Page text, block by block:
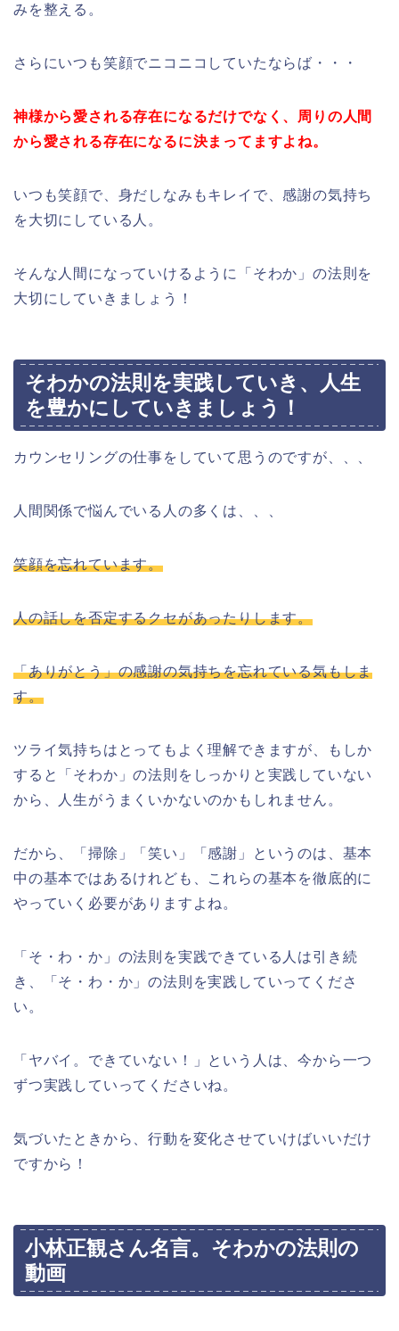
みを整える。
さらにいつも笑顔でニコニコしていたならば・・・
神様から愛される存在になるだけでなく、周りの人間
から愛される存在になるに決まってますよね。
いつも笑顔で、身だしなみもキレイで、感謝の気持ち
を大切にしている人。
そんな人間になっていけるように「そわか」の法則を
大切にしていきましょう！
そわかの法則を実践していき、人生
を豊かにしていきましょう！
カウンセリングの仕事をしていて思うのですが、、、
人間関係で悩んでいる人の多くは、、、
笑顔を忘れています。
人の話しを否定するクセがあったりします。
「ありがとう」の感謝の気持ちを忘れている気もしま
す。
ツライ気持ちはとってもよく理解できますが、もしか
すると「そわか」の法則をしっかりと実践していない
から、人生がうまくいかないのかもしれません。
だから、「掃除」「笑い」「感謝」というのは、基本
中の基本ではあるけれども、これらの基本を徹底的に
やっていく必要がありますよね。
「そ・わ・か」の法則を実践できている人は引き続
き、「そ・わ・か」の法則を実践していってくださ
い。
「ヤバイ。できていない！」という人は、今から一つ
ずつ実践していってくださいね。
気づいたときから、行動を変化させていけばいいだけ
ですから！
小林正観さん名言。そわかの法則の
動画